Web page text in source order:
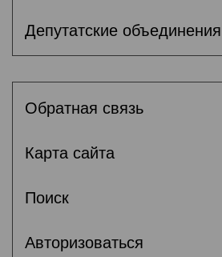
Депутатские объединения
Обратная связь
Карта сайта
Поиск
Авторизоваться